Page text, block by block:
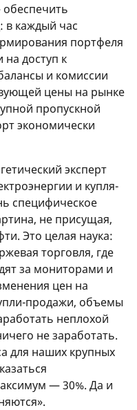
обеспечить
в каждый час
портфеля
на доступ к
и комиссии
цены на рынке
пропускной
экономически
эксперт
и купля-
специфическое
не присущая,
Это целая наука:
торговля, где
за мониторами и
цен на
продажи, объемы
неплохой
не заработать.
для наших крупных
— 30%. Да и